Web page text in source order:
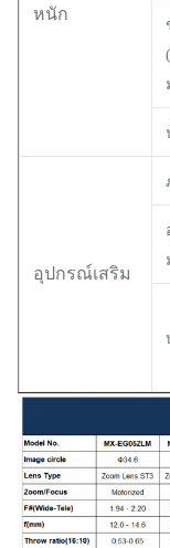
หนัก
อุปกรณ์เสริม